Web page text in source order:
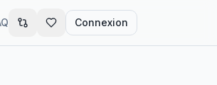
Connexion